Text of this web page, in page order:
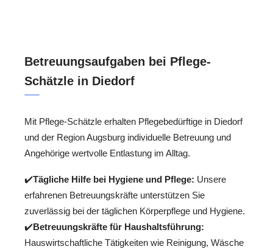
Betreuungsaufgaben bei Pflege-
Schätzle in Diedorf
Mit Pflege-Schätzle erhalten Pflegebedürftige in Diedorf
und der Region Augsburg individuelle Betreuung und
Angehörige wertvolle Entlastung im Alltag.
✔️Tägliche Hilfe bei Hygiene und Pflege: Unsere
erfahrenen Betreuungskräfte unterstützen Sie
zuverlässig bei der täglichen Körperpflege und Hygiene.
✔️Betreuungskräfte für Haushaltsführung:
Hauswirtschaftliche Tätigkeiten wie Reinigung, Wäsche